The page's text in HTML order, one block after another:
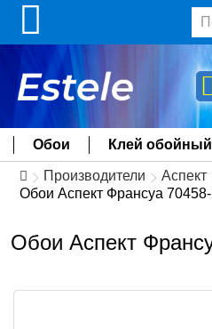
Обои Клей обойный
Производители Аспект
Обои Аспект Франсуа
Обои Аспект